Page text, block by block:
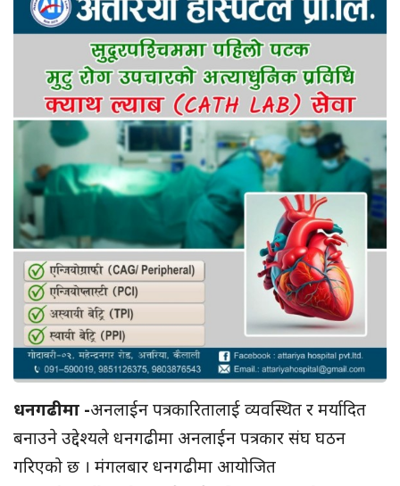
धनगढीमा -अनलाईन पत्रकारितालाई व्यवस्थित र मर्यादित
बनाउने उद्देश्यले धनगढीमा अनलाईन पत्रकार संघ घठन
गरिएको छ । मंगलबार धनगढीमा आयोजित